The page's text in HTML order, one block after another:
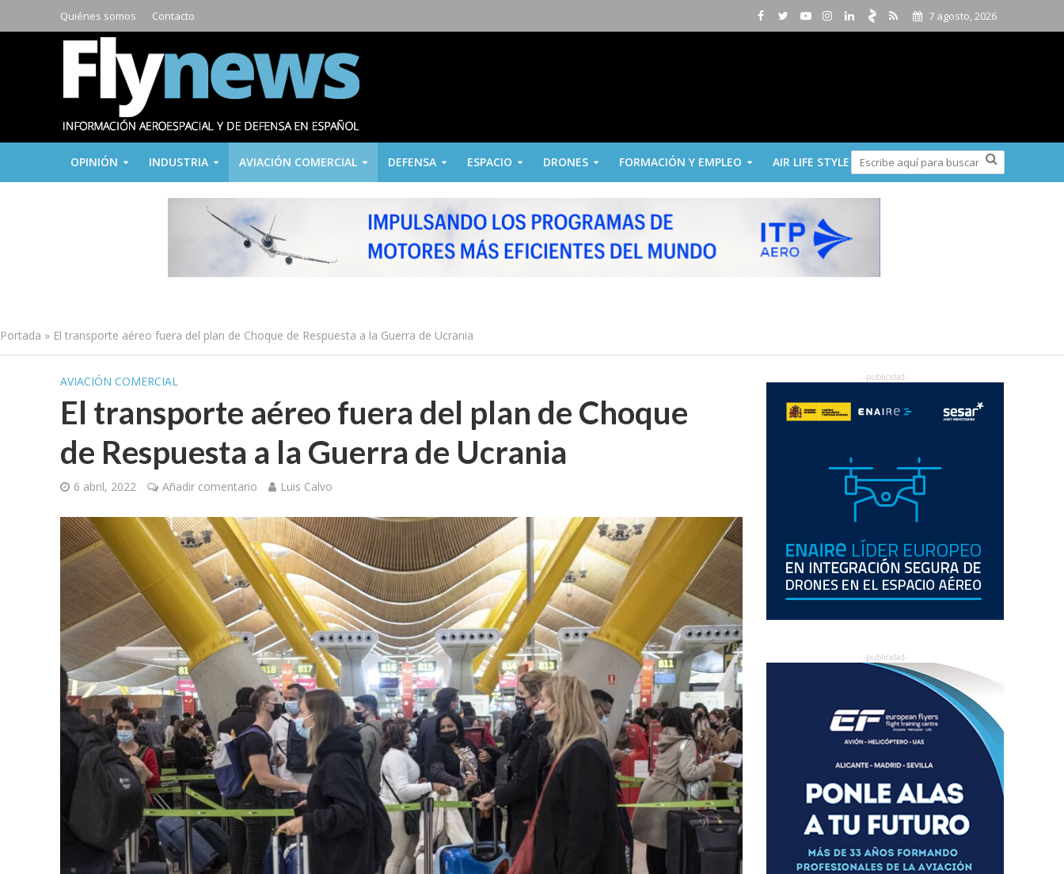
Quiénes somos Contacto 7 agosto, 2026
OPINIÓN INDUSTRIA AVIACIÓN COMERCIAL DEFENSA ESPACIO DRONES FORMACIÓN Y EMPLEO AIR LIFE STYLE
Portada » El transporte aéreo fuera del plan de Choque de Respuesta a la Guerra de Ucrania
AVIACIÓN COMERCIAL
El transporte aéreo fuera del plan de Choque
de Respuesta a la Guerra de Ucrania
6 abril, 2022 Añadir comentario Luis Calvo